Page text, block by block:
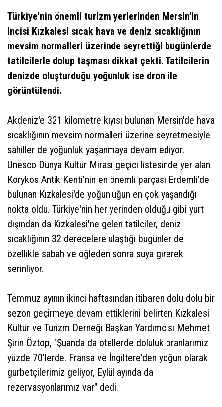
Türkiye'nin önemli turizm yerlerinden Mersin'in
incisi Kızkalesi sıcak hava ve deniz sıcaklığının
mevsim normalleri üzerinde seyrettiği bugünlerde
tatilcilerle dolup taşması dikkat çekti. Tatilcilerin
denizde oluşturduğu yoğunluk ise dron ile
görüntülendi.
Akdeniz'e 321 kilometre kıyısı bulunan Mersin'de hava
sıcaklığının mevsim normalleri üzerine seyretmesiyle
sahiller de yoğunluk yaşanmaya devam ediyor.
Unesco Dünya Kültür Mirası geçici listesinde yer alan
Korykos Antik Kenti'nin en önemli parçası Erdemli'de
bulunan Kızkalesi'de yoğunluğun en çok yaşandığı
nokta oldu. Türkiye'nin her yerinden olduğu gibi yurt
dışından da Kızkalesi'ne gelen tatilciler, deniz
sıcaklığının 32 derecelere ulaştığı bugünler de
özellikle sabah ve öğleden sonra suya girerek
serinliyor.
Temmuz ayının ikinci haftasından itibaren dolu dolu bir
sezon geçirmeye devam ettiklerini belirten Kızkalesi
Kültür ve Turizm Derneği Başkan Yardımcısı Mehmet
Şirin Öztop, "Şuanda da otellerde doluluk oranlarımız
yüzde 70'lerde. Fransa ve İngiltere'den yoğun olarak
gurbetçilerimiz geliyor, Eylül ayında da
rezervasyonlarımız var" dedi.